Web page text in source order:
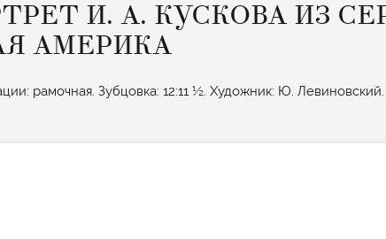
И. А. КУСКОВА ИЗ
АМЕРИКА
рамочная. Зубцовка: 12:11 ½. Художник: Ю. Левиновский.